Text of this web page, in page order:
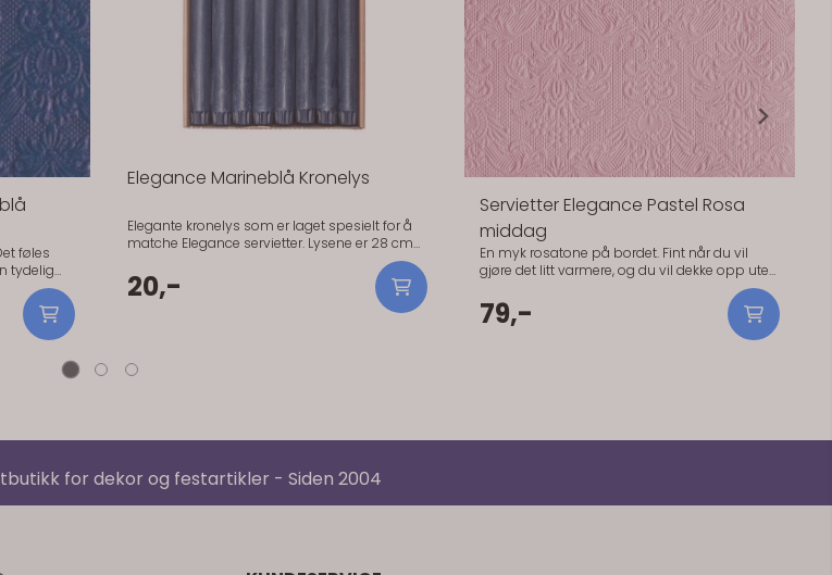
føles
klar og
Elegance Marineblå Kronelys
Elegante kronelys som er laget spesielt for å
matche Elegance servietter. Lysene er 28 cm
kronelysstørrelse). Pris er per stykk.Elegante
kronelys som er laget spesielt for å matche
Elegance servietter. Lysene er 28 cm lange og
20,-
Servietter Elegance Pastel Rosa
middag
En myk rosatone på bordet. Fint når du vil
gjøre det litt varmere, og du vil dekke opp uten
godt sammen med hvitt og lyse tekstiler.
Praktisk info: - Størrelse: 40 x 40 cm - Antall: 15
stk - Materiale: Papir (3-lags, FSC-sertifisert) -
79,-
for dekor og festartikler - Siden 2004